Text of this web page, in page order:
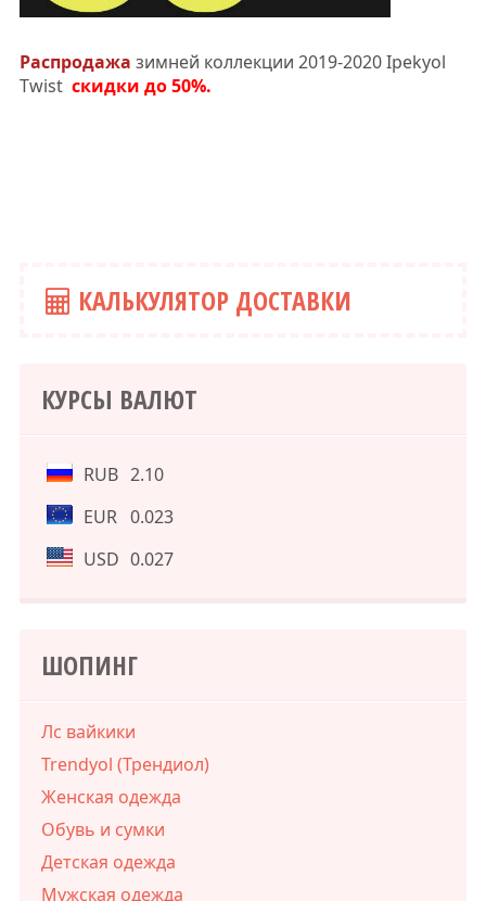
Распродажа зимней коллекции 2019-2020 Ipekyol
Twist скидки до 50%.
КАЛЬКУЛЯТОР ДОСТАВКИ
КУРСЫ ВАЛЮТ
RUB 2.10
EUR 0.023
USD 0.027
ШОПИНГ
Лс вайкики
Trendyol (Трендиол)
Женская одежда
Обувь и сумки
Детская одежда
Мужская одежда